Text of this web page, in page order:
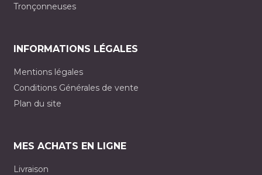
Tronçonneuses
INFORMATIONS LÉGALES
Mentions légales
Conditions Générales de vente
Plan du site
MES ACHATS EN LIGNE
Livraison